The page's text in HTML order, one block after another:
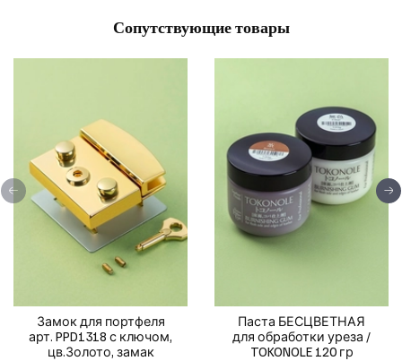
Сопутствующие товары
Замок для портфеля
арт. PPD1318 с ключом,
цв.Золото, замак
Паста БЕСЦВЕТНАЯ
для обработки уреза /
TOKONOLE 120 гр